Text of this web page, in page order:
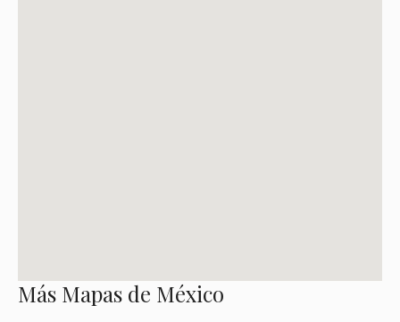
Más Mapas de México